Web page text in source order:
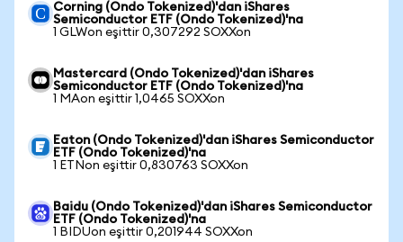
Corning (Ondo Tokenized)'dan iShares
Semiconductor ETF (Ondo Tokenized)'na
1 GLWon eşittir 0,307292 SOXXon
Mastercard (Ondo Tokenized)'dan iShares
Semiconductor ETF (Ondo Tokenized)'na
1 MAon eşittir 1,0465 SOXXon
Eaton (Ondo Tokenized)'dan iShares Semiconductor
ETF (Ondo Tokenized)'na
1 ETNon eşittir 0,830763 SOXXon
Baidu (Ondo Tokenized)'dan iShares Semiconductor
ETF (Ondo Tokenized)'na
1 BIDUon eşittir 0,201944 SOXXon